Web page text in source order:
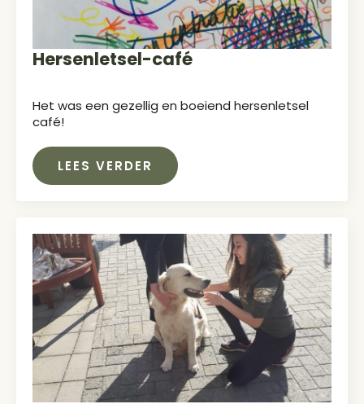
Hersenletsel-café
Het was een gezellig en boeiend hersenletsel
café!
LEES VERDER